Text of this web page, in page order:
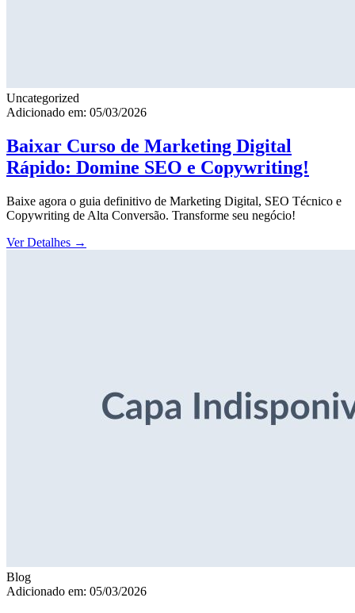
Uncategorized
Adicionado em: 05/03/2026
Baixar Curso de Marketing Digital
Rápido: Domine SEO e Copywriting!
Baixe agora o guia definitivo de Marketing Digital, SEO Técnico e
Copywriting de Alta Conversão. Transforme seu negócio!
Ver Detalhes →
Blog
Adicionado em: 05/03/2026